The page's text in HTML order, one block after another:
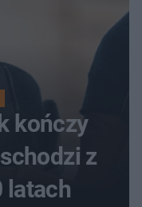
kończy
z
latach